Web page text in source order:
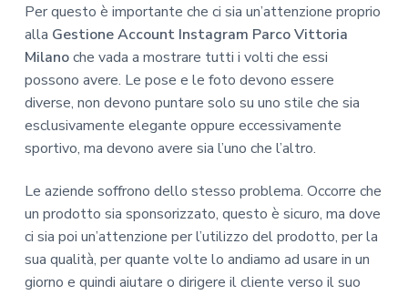
Per questo è importante che ci sia un’attenzione proprio
alla Gestione Account Instagram Parco Vittoria
Milanoche vada a mostrare tutti i volti che essi
possono avere. Le pose e le foto devono essere
diverse, non devono puntare solo su uno stile che sia
esclusivamente elegante oppure eccessivamente
sportivo, ma devono avere sia l’uno che l’altro.
Le aziende soffrono dello stesso problema. Occorre che
un prodotto sia sponsorizzato, questo è sicuro, ma dove
ci sia poi un’attenzione per l’utilizzo del prodotto, per la
sua qualità, per quante volte lo andiamo ad usare in un
giorno e quindi aiutare o dirigere il cliente verso il suo